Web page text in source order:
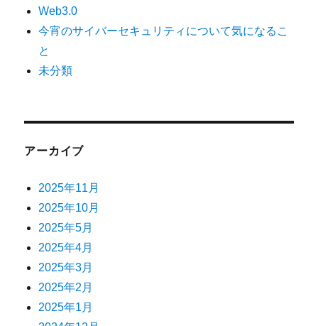
Web3.0
今宵のサイバーセキュリティについて気になるこ
と
未分類
アーカイブ
2025年11月
2025年10月
2025年5月
2025年4月
2025年3月
2025年2月
2025年1月